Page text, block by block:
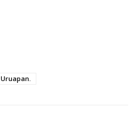
Uruapan.